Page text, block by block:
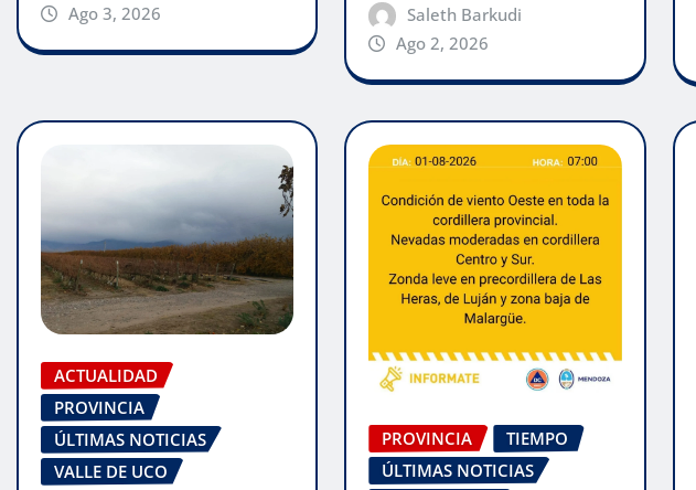
Ago 3, 2026
Saleth Barkudi
Ago 2, 2026
ACTUALIDAD
PROVINCIA
ÚLTIMAS NOTICIAS
VALLE DE UCO
PROVINCIA
TIEMPO
ÚLTIMAS NOTICIAS